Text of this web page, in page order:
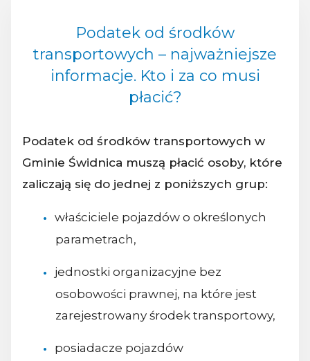
Podatek od środków
transportowych – najważniejsze
informacje. Kto i za co musi
płacić?
Podatek od środków transportowych w
Gminie Świdnica muszą płacić osoby, które
zaliczają się do jednej z poniższych grup:
właściciele pojazdów o określonych
parametrach,
jednostki organizacyjne bez
osobowości prawnej, na które jest
zarejestrowany środek transportowy,
posiadacze pojazdów